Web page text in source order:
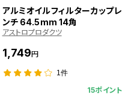
アルミオイルフィルターカップレ
ンチ 64.5mm 14角
アストロプロダクツ
1,749円
1件
15ポイント